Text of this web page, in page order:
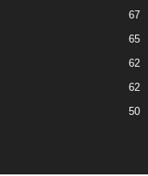
67
65
62
62
50